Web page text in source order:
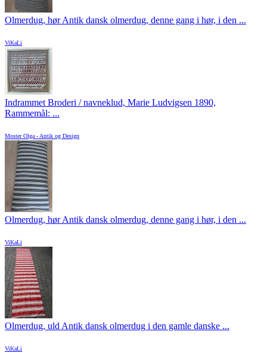
Olmerdug, hør Antik dansk olmerdug, denne gang i hør, i den ...
ViKaLi
Indrammet Broderi / navneklud, Marie Ludvigsen 1890,
Rammemål: ...
Moster Olga - Antik og Design
Olmerdug, hør Antik dansk olmerdug, denne gang i hør, i den ...
ViKaLi
Olmerdug, uld Antik dansk olmerdug i den gamle danske ...
ViKaLi